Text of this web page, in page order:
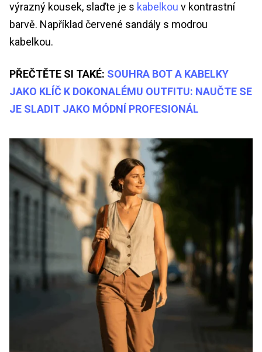
výrazný kousek, slaďte je s kabelkou v kontrastní
barvě. Například červené sandály s modrou
kabelkou.
PŘEČTĚTE SI TAKÉ: SOUHRA BOT A KABELKY
JAKO KLÍČ K DOKONALÉMU OUTFITU: NAUČTE SE
JE SLADIT JAKO MÓDNÍ PROFESIONÁL